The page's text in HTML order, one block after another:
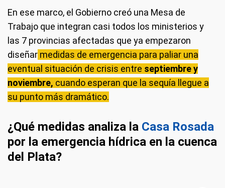
En ese marco, el Gobierno creó una Mesa de
Trabajo que integran casi todos los ministerios y
las 7 provincias afectadas que ya empezaron
diseñar medidas de emergencia para paliar una
eventual situación de crisis entre septiembre y
noviembre, cuando esperan que la sequía llegue a
su punto más dramático.
¿Qué medidas analiza la Casa Rosada
por la emergencia hídrica en la cuenca
del Plata?